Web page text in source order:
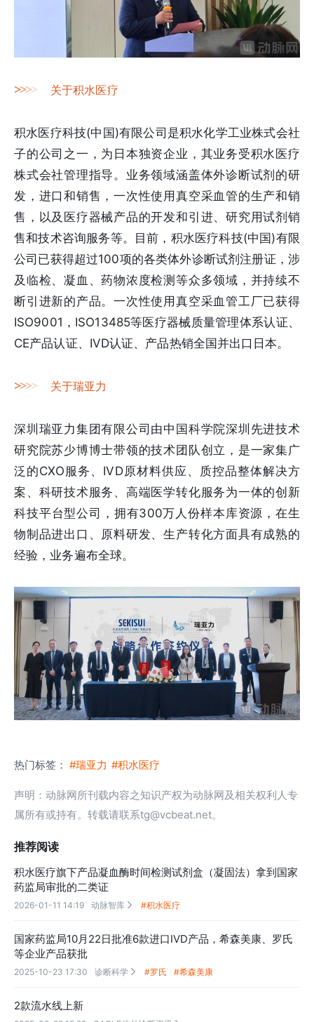
>>>> 关于积水医疗
积水医疗科技(中国)有限公司是积水化学工业株式会社
子的公司之一，为日本独资企业，其业务受积水医疗
株式会社管理指导。业务领域涵盖体外诊断试剂的研
发，进口和销售，一次性使用真空采血管的生产和销
售，以及医疗器械产品的开发和引进、研究用试剂销
售和技术咨询服务等。目前，积水医疗科技(中国)有限
公司已获得超过100项的各类体外诊断试剂注册证，涉
及临检、凝血、药物浓度检测等众多领域，并持续不
断引进新的产品。一次性使用真空采血管工厂已获得
ISO9001，ISO13485等医疗器械质量管理体系认证、
CE产品认证、IVD认证、产品热销全国并出口日本。
>>>> 关于瑞亚力
深圳瑞亚力集团有限公司由中国科学院深圳先进技术
研究院苏少博博士带领的技术团队创立，是一家集广
泛的CXO服务、IVD原材料供应、质控品整体解决方
案、科研技术服务、高端医学转化服务为一体的创新
科技平台型公司，拥有300万人份样本库资源，在生
物制品进出口、原料研发、生产转化方面具有成熟的
经验，业务遍布全球。
热门标签： #瑞亚力 #积水医疗
声明：动脉网所刊载内容之知识产权为动脉网及相关权利人专
属所有或持有。转载请联系tg@vcbeat.net。
推荐阅读
积水医疗旗下产品凝血酶时间检测试剂盒（凝固法）拿到国家
药监局审批的二类证
2026-01-11 14:19 动脉智库  #积水医疗
国家药监局10月22日批准6款进口IVD产品，希森美康、罗氏
等企业产品获批​
2025-10-23 17:30 诊断科学  #罗氏 #希森美康
2款流水线上新